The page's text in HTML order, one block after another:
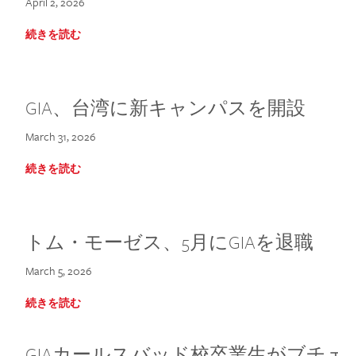
続きを読む
GIA、台湾に新キャンパスを開設
March 31, 2026
続きを読む
トム・モーゼス、5月にGIAを退職
March 5, 2026
続きを読む